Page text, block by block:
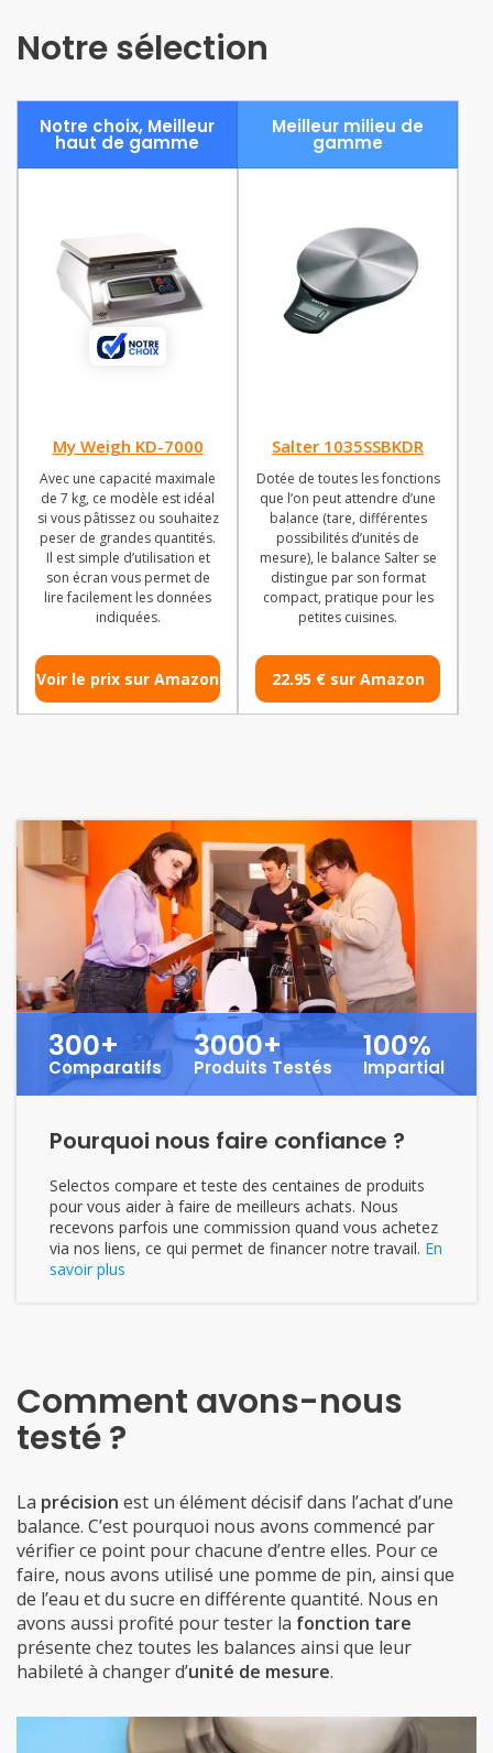
Notre sélection
Notre choix, Meilleur
haut de gamme
Meilleur milieu de
gamme
My Weigh KD-7000 Salter 1035SSBKDR
Avec une capacité maximale
de 7 kg, ce modèle est idéal
si vous pâtissez ou souhaitez
peser de grandes quantités.
Il est simple d’utilisation et
son écran vous permet de
lire facilement les données
indiquées.
Dotée de toutes les fonctions
que l’on peut attendre d’une
balance (tare, différentes
possibilités d’unités de
mesure), le balance Salter se
distingue par son format
compact, pratique pour les
petites cuisines.
Voir le prix sur Amazon 22.95 € sur Amazon
300+
Comparatifs
3000+
Produits Testés
100%
Impartial
Pourquoi nous faire confiance ?
Selectos compare et teste des centaines de produits
pour vous aider à faire de meilleurs achats. Nous
recevons parfois une commission quand vous achetez
via nos liens, ce qui permet de financer notre travail. En
savoir plus
Comment avons-nous
testé ?
La précision est un élément décisif dans l’achat d’une
balance. C’est pourquoi nous avons commencé par
vérifier ce point pour chacune d’entre elles. Pour ce
faire, nous avons utilisé une pomme de pin, ainsi que
de l’eau et du sucre en différente quantité. Nous en
avons aussi profité pour tester la fonction tare
présente chez toutes les balances ainsi que leur
habileté à changer d’unité de mesure.